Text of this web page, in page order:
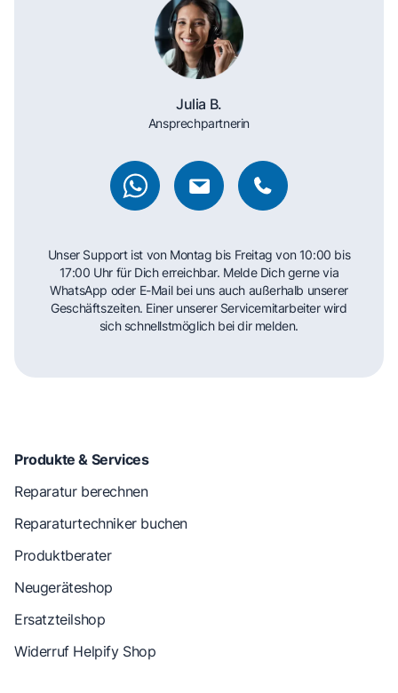
Julia B.
Ansprechpartnerin
Unser Support ist von Montag bis Freitag von 10:00 bis
17:00 Uhr für Dich erreichbar. Melde Dich gerne via
WhatsApp oder E-Mail bei uns auch außerhalb unserer
Geschäftszeiten. Einer unserer Servicemitarbeiter wird
sich schnellstmöglich bei dir melden.
Produkte & Services
Reparatur berechnen
Reparaturtechniker buchen
Produktberater
Neugeräteshop
Ersatzteilshop
Widerruf Helpify Shop